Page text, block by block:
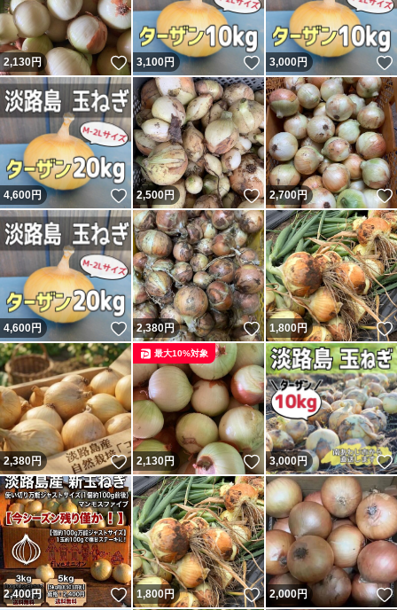
2,130円 いいね！
3,100円 いいね！
3,000円
4,600円 いいね！
2,500円 いいね！
2,700円
4,600円 いいね！
2,380円 いいね！
1,800円
2,380円 いいね！
2,130円 いいね！
最大10%対象
3,000円
2,400円 いいね！
1,800円 いいね！
2,000円